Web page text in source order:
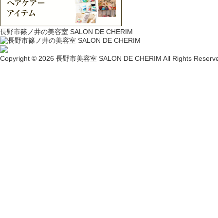
長野市篠ノ井の美容室 SALON DE CHERIM
Copyright © 2026 長野市美容室 SALON DE CHERIM All Rights